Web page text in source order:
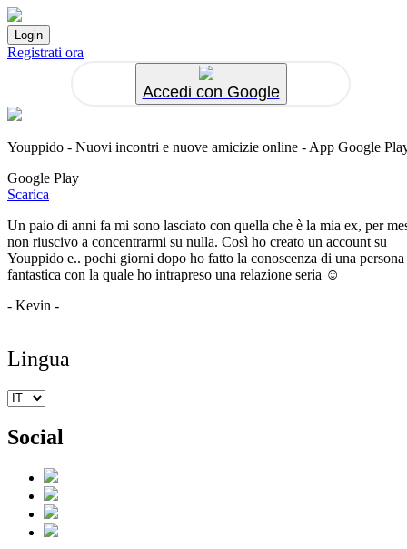
Registrati ora
Accedi con Google
Youppido - Nuovi incontri e nuove amicizie online - App Google
Google Play
Scarica
Un paio di anni fa mi sono lasciato con quella che è la mia ex, per
non riuscivo a concentrarmi su nulla. Così ho creato un account su
Youppido e.. pochi giorni dopo ho fatto la conoscenza di una persona
fantastica con la quale ho intrapreso una relazione seria ☺️
- Kevin -
Lingua
Social